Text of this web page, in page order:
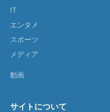
IT
エンタメ
スポーツ
メディア
動画
サイトについて